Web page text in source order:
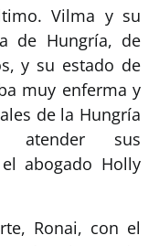
Vilma y su
de Hungría, de
y su estado de
muy enferma y
de la Hungría
atender sus
abogado Holly
Ronai, con el